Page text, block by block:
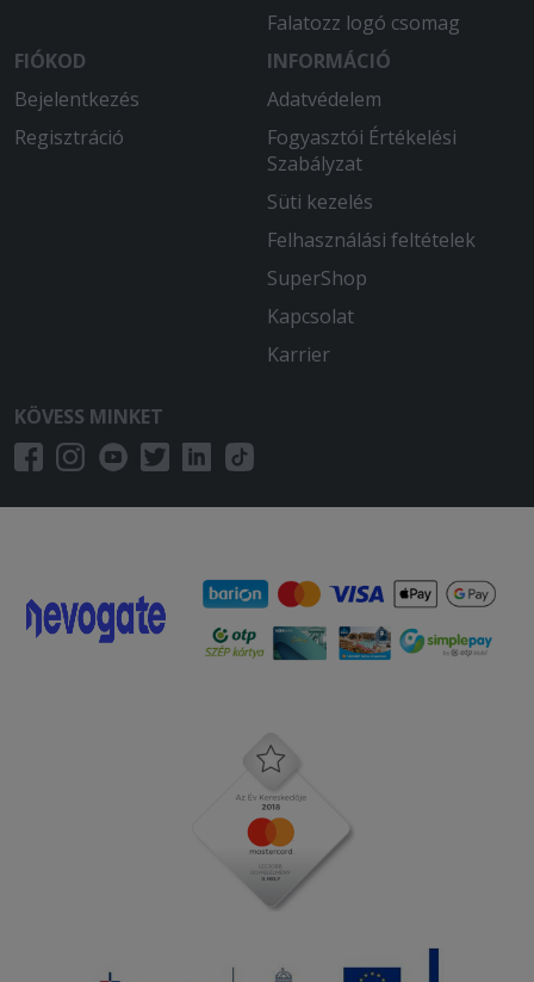
Falatozz logó csomag
FIÓKOD
Bejelentkezés
Regisztráció
INFORMÁCIÓ
Adatvédelem
Fogyasztói Értékelési
Szabályzat
Süti kezelés
Felhasználási feltételek
SuperShop
Kapcsolat
Karrier
KÖVESS MINKET